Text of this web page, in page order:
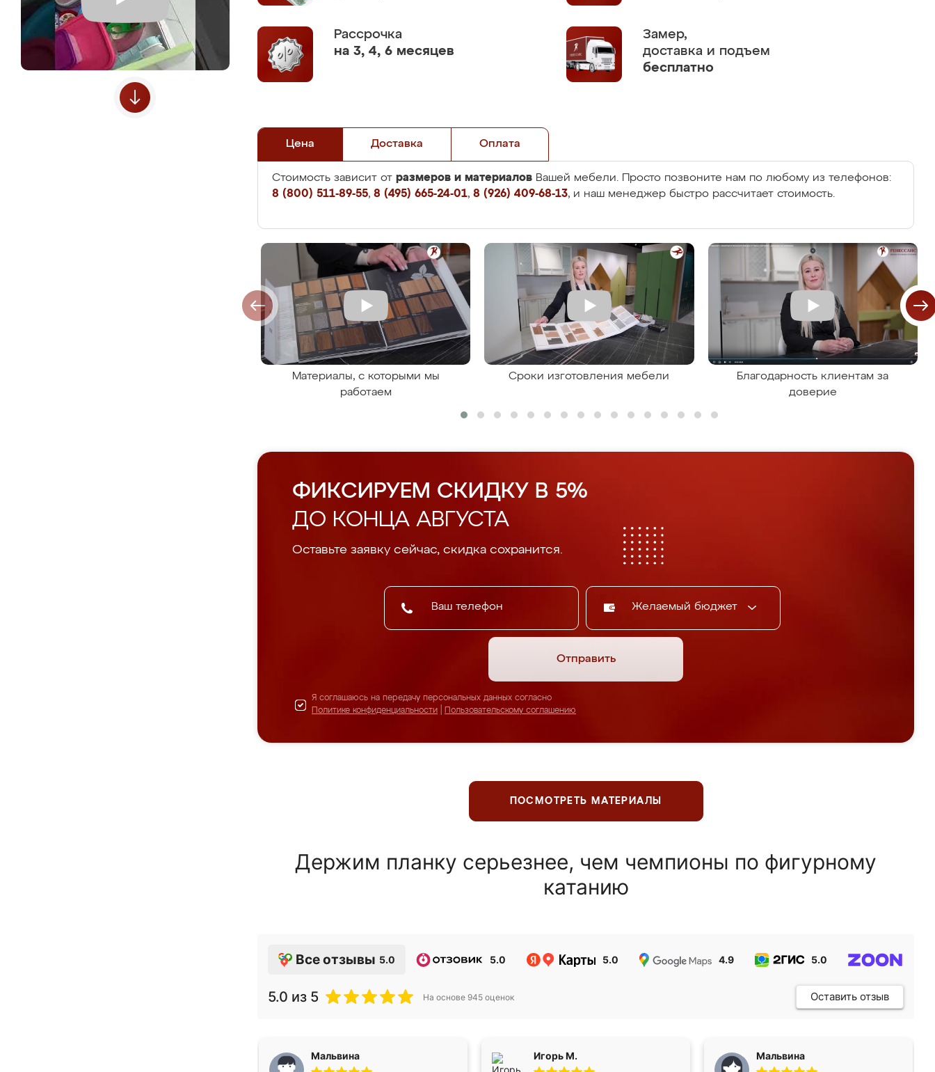
Рассрочка
на 3, 4, 6 месяцев
Замер,
доставка и подъем
бесплатно
Цена Доставка Оплата
Стоимость зависит от размеров и материалов Вашей мебели. Просто позвоните нам по любому из телефонов:
8 (800) 511-89-55, 8 (495) 665-24-01, 8 (926) 409-68-13, и наш менеджер быстро рассчитает стоимость.
Материалы, с которыми мы
работаем
Сроки изготовления мебели
Благодарность клиентам за
доверие
ФИКСИРУЕМ СКИДКУ В 5%
ДО КОНЦА АВГУСТА
Оставьте заявку сейчас, скидка сохранится.
Желаемый бюджет
Отправить
Я соглашаюсь на передачу персональных данных согласно
Политике конфиденциальности
Пользовательскому соглашению
ПОСМОТРЕТЬ МАТЕРИАЛЫ
Держим планку серьезнее, чем чемпионы по фигурному
катанию
Все отзывы 5.0 5.0 5.0 4.9 5.0
5.0 из 5 На основе 945 оценок Оставить отзыв
Мальвина Игорь М. Мальвина